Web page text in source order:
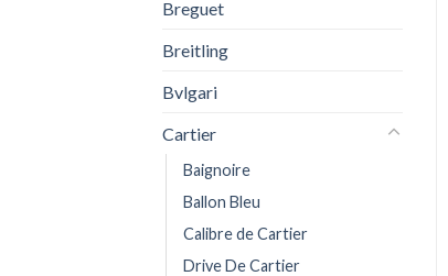
Breguet
Breitling
Bvlgari
Cartier
Baignoire
Ballon Bleu
Calibre de Cartier
Drive De Cartier